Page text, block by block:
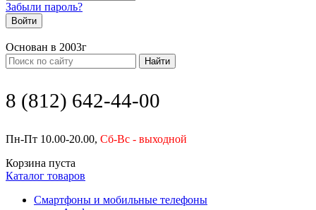
Забыли пароль?
Войти
Основан в 2003г
Найти
8 (812) 642-44-00
Пн-Пт 10.00-20.00, Сб-Вс - выходной
Корзина пуста
Каталог товаров
Смартфоны и мобильные телефоны